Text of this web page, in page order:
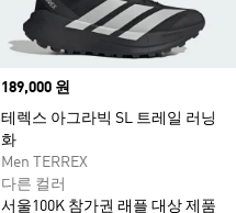
Price
189,000 원
테렉스 아그라빅 SL 트레일 러닝
화
Men TERREX
다른 컬러
서울100K 참가권 래플 대상 제품